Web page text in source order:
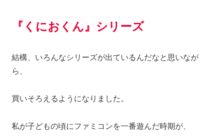
『くにおくん』シリーズ
結構、いろんなシリーズが出ているんだなと思いなが
ら、
買いそろえるようになりました。
私が子どもの頃にファミコンを一番遊んだ時期が、